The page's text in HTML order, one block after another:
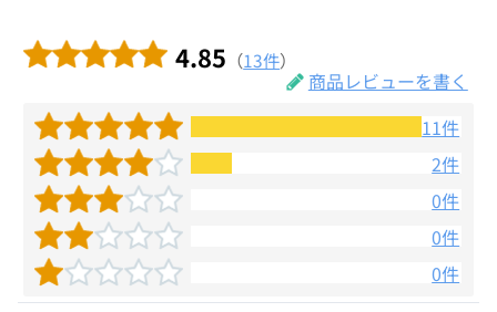
4.85 （13件）
商品レビューを書く
11件
2件
0件
0件
0件